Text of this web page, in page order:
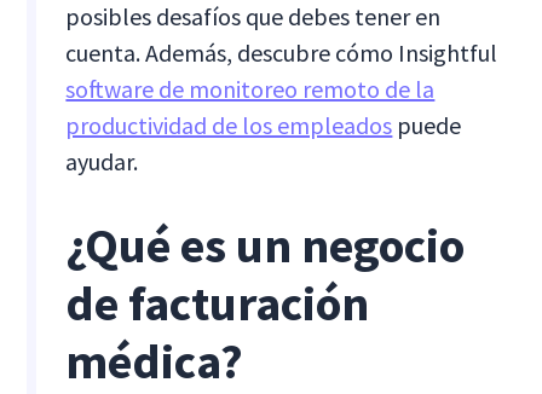
posibles desafíos que debes tener en
cuenta. Además, descubre cómo Insightful
software de monitoreo remoto de la
productividad de los empleados puede
ayudar.
¿Qué es un negocio
de facturación
médica?